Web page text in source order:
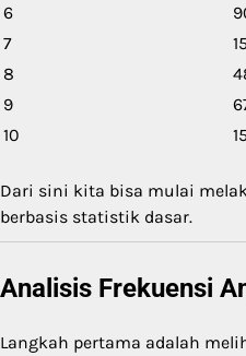
6
7
8
9
10
Dari sini kita bisa mulai
berbasis statistik dasar.
Analisis Frekuensi
Langkah pertama adalah